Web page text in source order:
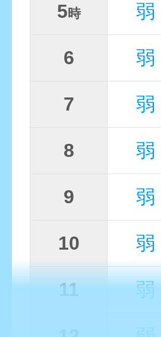
5時 弱
6 弱
7 弱
8 弱
9 弱
10 弱
11 弱